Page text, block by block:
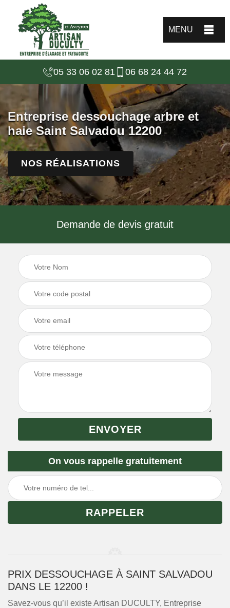
MENU
05 33 06 02 81 06 68 24 44 72
Entreprise dessouchage arbre et
haie Saint Salvadou 12200
NOS RÉALISATIONS
Demande de devis gratuit
On vous rappelle gratuitement
PRIX DESSOUCHAGE À SAINT SALVADOU
DANS LE 12200 !
Savez-vous qu’il existe Artisan DUCULTY, Entreprise